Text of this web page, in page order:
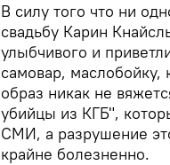
В силу того что ни
свадьбу Карин
улыбчивого и
самовар, маслобойку,
образ никак не
убийцы из КГБ",
СМИ, а разрушение
крайне болезненно.